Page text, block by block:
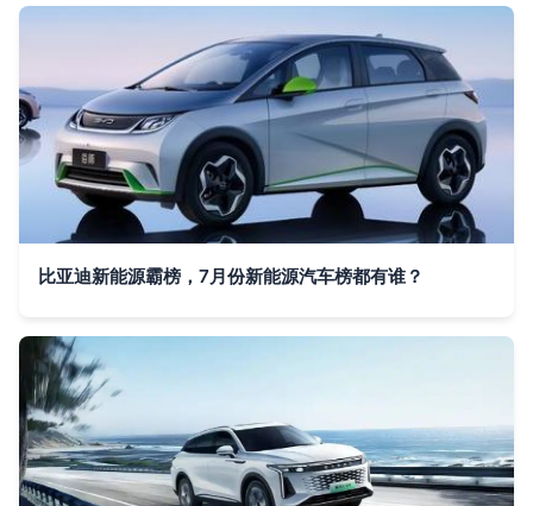
比亚迪新能源霸榜，7月份新能源汽车榜都有谁？